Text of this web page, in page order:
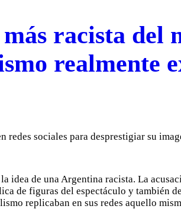
racista del
realmente
idea de una Argentina racista. La
de figuras del espectáculo y también
replicaban en sus redes aquello